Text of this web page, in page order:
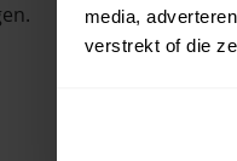
media,
verstrekt of die